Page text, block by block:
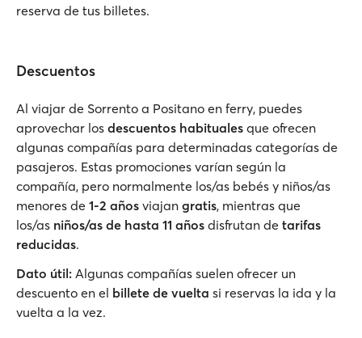
reserva de tus billetes.
Descuentos
Al viajar de Sorrento a Positano en ferry, puedes
aprovechar los descuentos habituales que ofrecen
algunas compañías para determinadas categorías de
pasajeros. Estas promociones varían según la
compañía, pero normalmente los/as bebés y niños/as
menores de 1-2 años viajan gratis, mientras que
los/as niños/as de hasta 11 años disfrutan de tarifas
reducidas.
Dato útil: Algunas compañías suelen ofrecer un
descuento en el billete de vuelta si reservas la ida y la
vuelta a la vez.